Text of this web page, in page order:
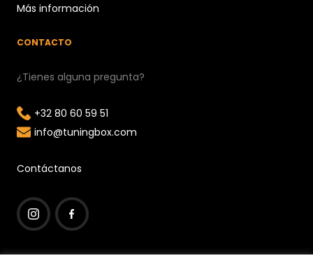
Más información
CONTACTO
¿Tienes alguna pregunta?
+32 80 60 59 51
info@tuningbox.com
Contáctanos